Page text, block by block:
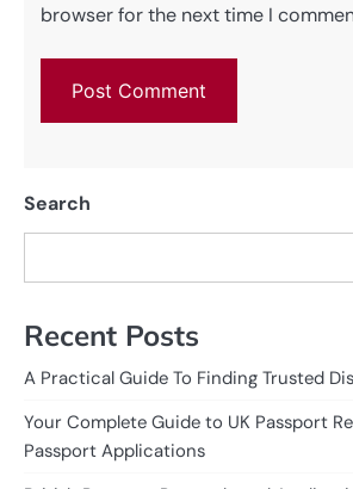
browser for the next time I
Search
Recent Posts
A Practical Guide To Finding Trusted
Your Complete Guide to UK Passport
Passport Applications